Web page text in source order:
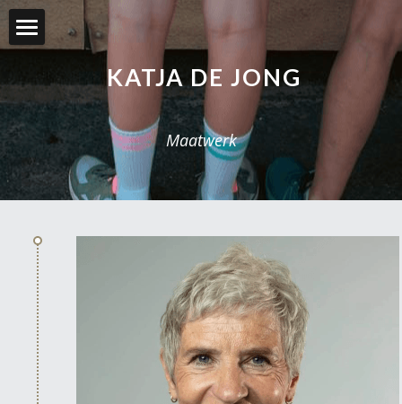
KATJA DE JONG
Maatwerk
Even voorstellen
Coaching
Training
Referenties